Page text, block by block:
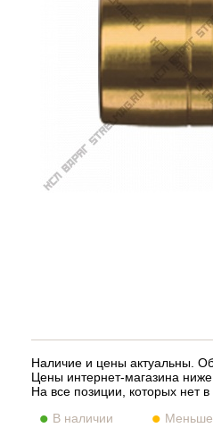
Наличие и цены актуальны.
Цены интернет-магазина
На все позиции, которых нет
В наличии
Меньше